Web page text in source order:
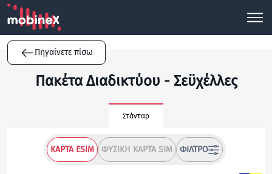
Πηγαίνετε πίσω
Πακέτα Διαδικτύου - Σεϋχέλλες
Στάνταρ
ΚΆΡΤΑ ESIM ΦΥΣΙΚΉ ΚΆΡΤΑ SIM ΦΊΛΤΡΟ